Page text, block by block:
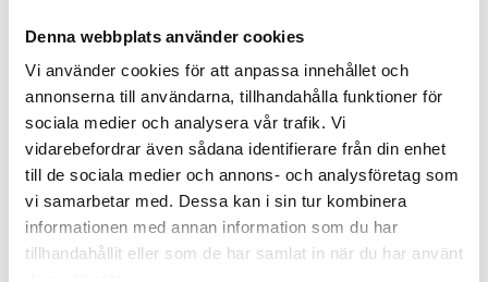
Denna webbplats använder cookies
Vi använder cookies för att anpassa innehållet och
annonserna till användarna, tillhandahålla funktioner för
sociala medier och analysera vår trafik. Vi
vidarebefordrar även sådana identifierare från din enhet
till de sociala medier och annons- och analysföretag som
vi samarbetar med. Dessa kan i sin tur kombinera
informationen med annan information som du har
tillhandahållit eller som de har samlat in när du har använt
Jens Mårtensson:Snart 20 år i tjänst
– nu ska han lära sig grunderna
4 juni 2026
Polisregionen erkänner fel: ”Kommer
att rättas till”